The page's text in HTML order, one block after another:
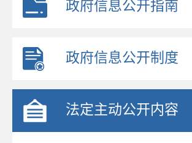
政府信息公开指南
政府信息公开制度
法定主动公开内容